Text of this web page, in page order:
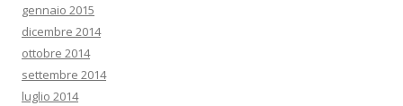
gennaio 2015
dicembre 2014
ottobre 2014
settembre 2014
luglio 2014